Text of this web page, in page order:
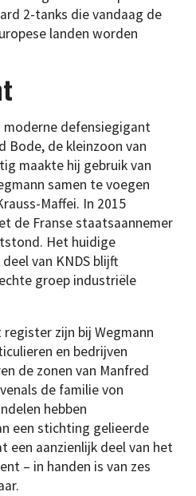
2-tanks die vandaag de
landen worden
defensiegigant
Bode, de kleinzoon van
maakte hij gebruik van
samen te voegen
Maffei. In 2015
de Franse staatsaannemer
Het huidige
van KNDS blijft
groep industriële
zijn bij Wegmann
en bedrijven
de zonen van Manfred
de familie von
hebben
een stichting gelieerde
een aanzienlijk deel van het
– in handen is van zes